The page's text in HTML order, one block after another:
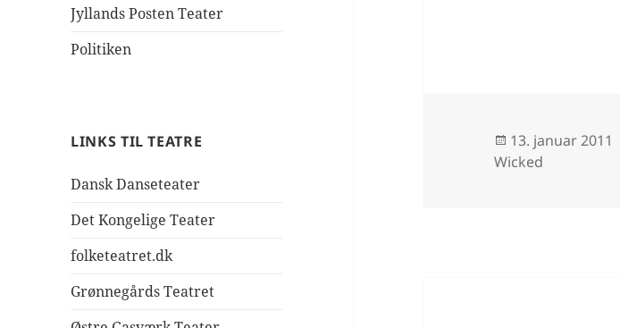
Jyllands Posten Teater
Politiken
LINKS TIL TEATRE
Dansk Danseteater
Det Kongelige Teater
folketeatret.dk
Grønnegårds Teatret
Udgivet
i
13. januar 2011
Wicked